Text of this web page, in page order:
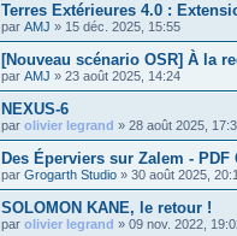
Terres Extérieures 4.0 :
par AMJ » 15 déc. 2025, 15:55
[Nouveau scénario OSR] À la
par AMJ » 23 août 2025, 14:24
NEXUS-6
par olivier legrand » 28 août 2025,
Des Éperviers sur Zalem - PDF
par Grogarth Studio » 30 août 2025,
SOLOMON KANE, le retour !
par olivier legrand » 09 nov. 2022,